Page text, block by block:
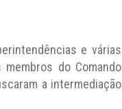
e várias
do Comando
a intermediação